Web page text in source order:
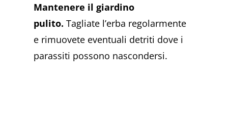
Mantenere il giardino
pulito. Tagliate l’erba regolarmente
e rimuovete eventuali detriti dove i
parassiti possono nascondersi.